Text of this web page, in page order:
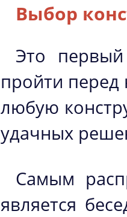
Выбор
Это
пройти
любую
удачных
Самым
является